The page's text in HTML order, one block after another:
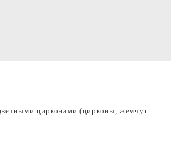
цирконами (цирконы, жемчуг